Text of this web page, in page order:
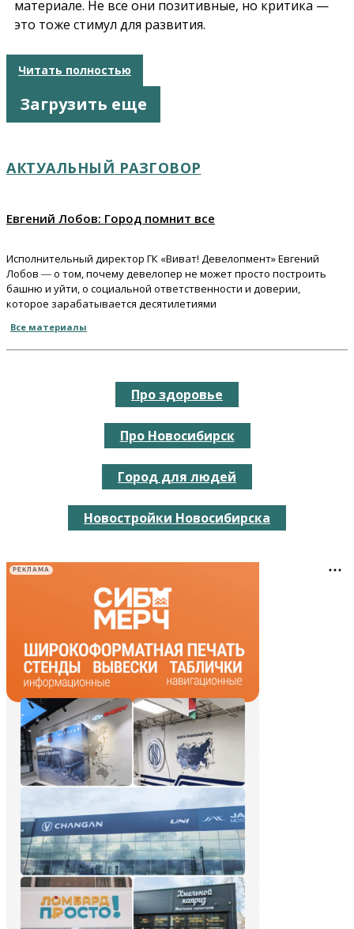
материале. Не все они позитивные, но критика —
это тоже стимул для развития.
Читать полностью
Загрузить еще
АКТУАЛЬНЫЙ РАЗГОВОР
Евгений Лобов: Город помнит все
Исполнительный директор ГК «Виват! Девелопмент» Евгений
Лобов ― о том, почему девелопер не может просто построить
башню и уйти, о социальной ответственности и доверии,
которое зарабатывается десятилетиями
Все материалы
Про здоровье
Про Новосибирск
Город для людей
Новостройки Новосибирска
РЕКЛАМА